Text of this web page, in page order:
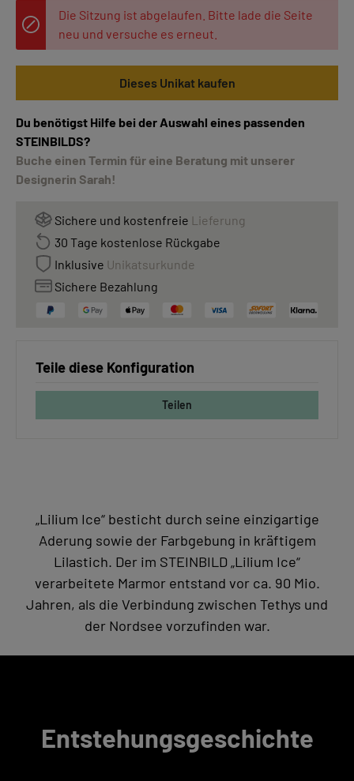
Die Sitzung ist abgelaufen. Bitte lade die Seite
neu und versuche es erneut.
Dieses Unikat kaufen
Du benötigst Hilfe bei der Auswahl eines passenden
STEINBILDS?
Buche einen Termin für eine Beratung mit unserer
Designerin Sarah!
Sichere und kostenfreie Lieferung
30 Tage kostenlose Rückgabe
Inklusive Unikatsurkunde
Sichere Bezahlung
Teile diese Konfiguration
Teilen
„Lilium Ice“ besticht durch seine einzigartige
Aderung sowie der Farbgebung in kräftigem
Lilastich. Der im STEINBILD „Lilium Ice“
verarbeitete Marmor entstand vor ca. 90 Mio.
Jahren, als die Verbindung zwischen Tethys und
der Nordsee vorzufinden war.
Entstehungsgeschichte